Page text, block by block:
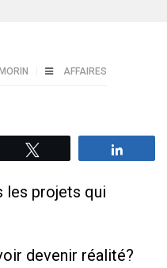
AFFAIRES
les projets qui
devenir réalité?